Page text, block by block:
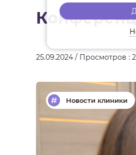
25.09.2024 / Просмотров :
Новости клиники